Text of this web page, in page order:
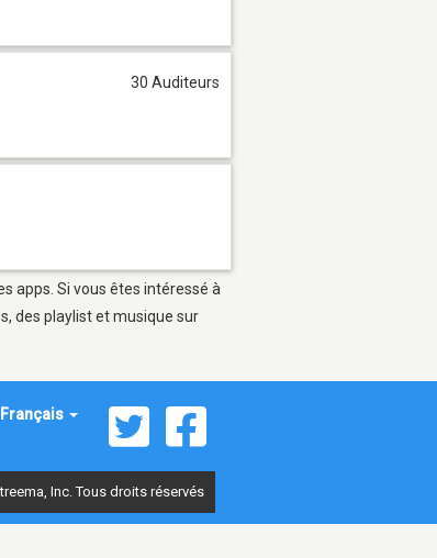
30 Auditeurs
apps. Si vous êtes intéressé à
des playlist et musique sur
Français
Inc. Tous droits réservés